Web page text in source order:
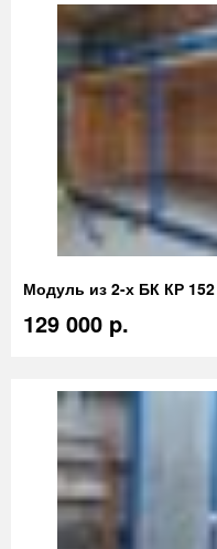
Модуль из 2-х БК КР 152
129 000 p.